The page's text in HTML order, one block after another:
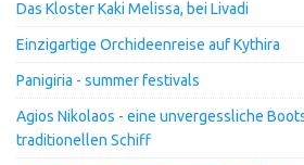
Das Kloster Kaki Melissa, bei Livadi
Einzigartige Orchideenreise auf Kythira
Panigiria - summer festivals
Agios Nikolaos - eine unvergessliche
traditionellen Schiff